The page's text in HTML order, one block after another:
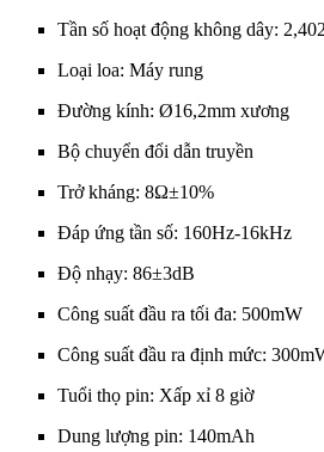
Tần số hoạt động không dây:
Loại loa: Máy rung
Đường kính: Ø16,2mm xương
Bộ chuyển đổi dẫn truyền
Trở kháng: 8Ω±10%
Đáp ứng tần số: 160Hz-16kHz
Độ nhạy: 86±3dB
Công suất đầu ra tối đa: 500mW
Công suất đầu ra định mức:
Tuổi thọ pin: Xấp xỉ 8 giờ
Dung lượng pin: 140mAh